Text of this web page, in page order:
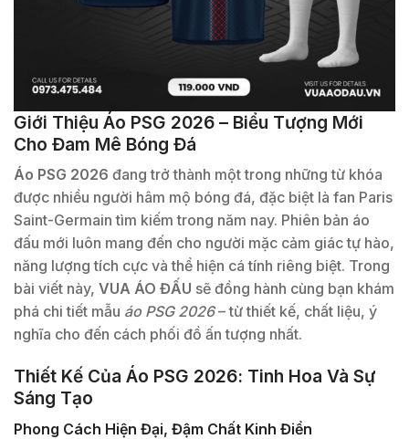
Giới Thiệu Áo PSG 2026 – Biểu Tượng Mới
Cho Đam Mê Bóng Đá
Áo PSG 2026 đang trở thành một trong những từ khóa
được nhiều người hâm mộ bóng đá, đặc biệt là fan Paris
Saint-Germain tìm kiếm trong năm nay. Phiên bản áo
đấu mới luôn mang đến cho người mặc cảm giác tự hào,
năng lượng tích cực và thể hiện cá tính riêng biệt. Trong
bài viết này, VUA ÁO ĐẤU sẽ đồng hành cùng bạn khám
phá chi tiết mẫu áo PSG 2026– từ thiết kế, chất liệu, ý
nghĩa cho đến cách phối đồ ấn tượng nhất.
Thiết Kế Của Áo PSG 2026: Tinh Hoa Và Sự
Sáng Tạo
Phong Cách Hiện Đại, Đậm Chất Kinh Điển